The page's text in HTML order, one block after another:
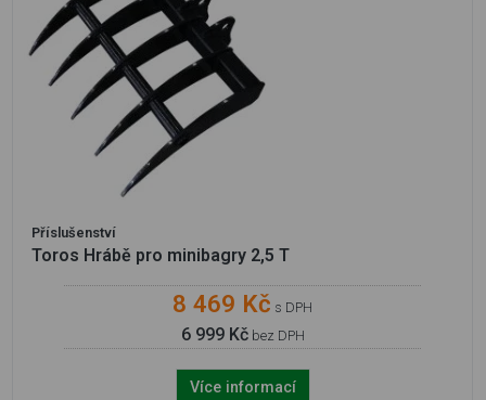
Příslušenství
Toros Hrábě pro minibagry 2,5 T
8 469 Kč s DPH
6 999 Kčbez DPH
Více informací